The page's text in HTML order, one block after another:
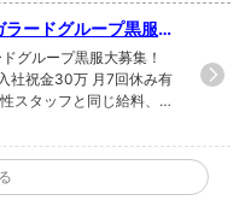
ードグループ黒服大
歓迎！ 入社祝金30
ルさん大募集 男性ス
一緒です！ #ガラー
市#太田市#熊谷市#黒
入社祝金30万#社会保
大歓迎
グループ黒服大募集！
社祝金30万 月7回休み有
スタッフと同じ給料、待
のフォローといい
集！ 寮完備！県外応
月7回休み有休有り
！ 寮完備！県外応募大歓